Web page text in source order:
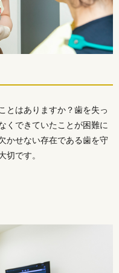
とはありますか？歯を失っ
くできていたことが困難に
かせない存在である歯を守
切です。